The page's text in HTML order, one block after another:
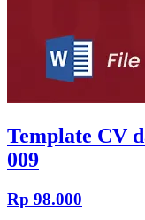
Template CV
009
Rp 98.000